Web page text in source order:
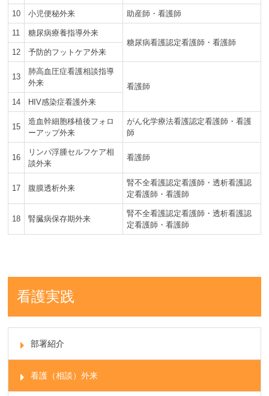
10 小児便秘外来 助産師・看護師
11
糖尿病療養指導外来
糖尿病看護認定看護師・看護師
12
予防的フットケア外来
13
肺高血圧症看護相談指導
外来
看護師
14
HIV感染症看護外来
15
造血幹細胞移植後フォロ
ーアップ外来
がん化学療法看護認定看護師・看護
師
16
リンパ浮腫セルフケア相
談外来
看護師
17 腹膜透析外来
腎不全看護認定看護師・透析看護認
定看護師・看護師
18 腎臓病保存期外来
腎不全看護認定看護師・透析看護認
定看護師・看護師
看護実践
部署紹介
看護（相談）外来